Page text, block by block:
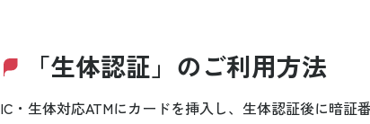
「生体認証」のご利用方法
IC・生体対応ATMにカードを挿入し、生体認証後に暗証